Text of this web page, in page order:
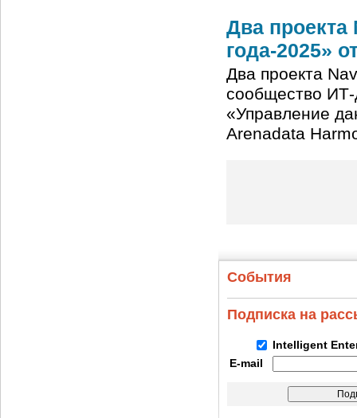
Два проекта
года-2025»
Два проекта
сообщество
«Управление
Arenadata
События
Подписка на
Intelligent
E-mail